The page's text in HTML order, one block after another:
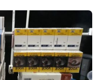
feira, 19. Ainda […]